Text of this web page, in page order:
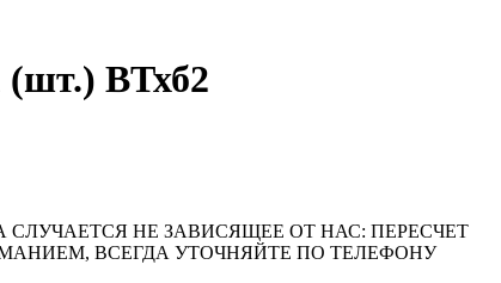
ВТхб2
НЕ ЗАВИСЯЩЕЕ ОТ НАС: ПЕРЕСЧЕТ
ВСЕГДА УТОЧНЯЙТЕ ПО ТЕЛЕФОНУ